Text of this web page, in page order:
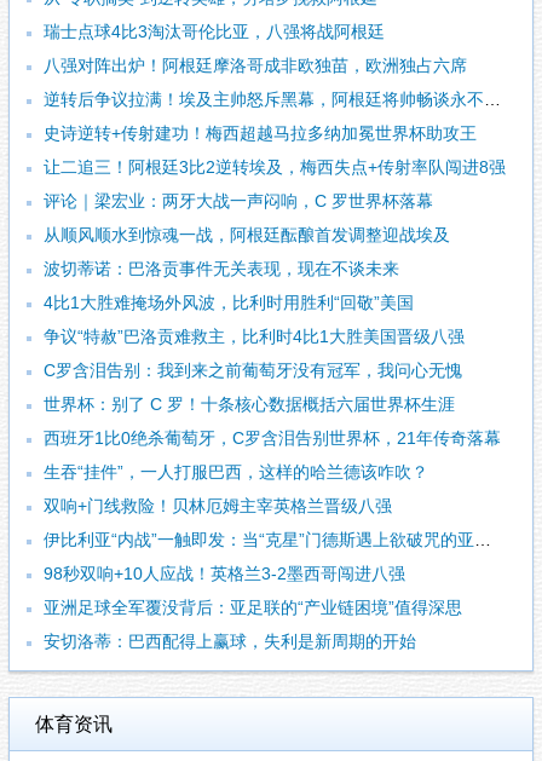
瑞士点球4比3淘汰哥伦比亚，八强将战阿根廷
八强对阵出炉！阿根廷摩洛哥成非欧独苗，欧洲独占六席
逆转后争议拉满！埃及主帅怒斥黑幕，阿根廷将帅畅谈永不言弃
史诗逆转+传射建功！梅西超越马拉多纳加冕世界杯助攻王
让二追三！阿根廷3比2逆转埃及，梅西失点+传射率队闯进8强
评论｜梁宏业：两牙大战一声闷响，C 罗世界杯落幕
从顺风顺水到惊魂一战，阿根廷酝酿首发调整迎战埃及
波切蒂诺：巴洛贡事件无关表现，现在不谈未来
4比1大胜难掩场外风波，比利时用胜利“回敬”美国
争议“特赦”巴洛贡难救主，比利时4比1大胜美国晋级八强
C罗含泪告别：我到来之前葡萄牙没有冠军，我问心无愧
世界杯：别了 C 罗！十条核心数据概括六届世界杯生涯
西班牙1比0绝杀葡萄牙，C罗含泪告别世界杯，21年传奇落幕
生吞“挂件”，一人打服巴西，这样的哈兰德该咋吹？
双响+门线救险！贝林厄姆主宰英格兰晋级八强
伊比利亚“内战”一触即发：当“克星”门德斯遇上欲破咒的亚马尔
98秒双响+10人应战！英格兰3-2墨西哥闯进八强
亚洲足球全军覆没背后：亚足联的“产业链困境”值得深思
安切洛蒂：巴西配得上赢球，失利是新周期的开始
体育资讯